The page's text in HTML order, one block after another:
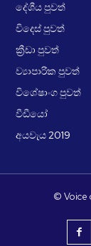
දේශීය පුවත්
විදෙස් පුවත්
ක්‍රීඩා පුවත්
ව්‍යාපාරික පුවත්
විශේෂාංග පුවත්
වීඩීයෝ
අයවැය 2019
© Voice